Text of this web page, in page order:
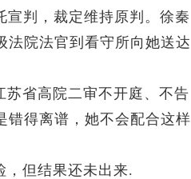
宣判，裁定维持原判。徐秦
法院法官到看守所向她送达
省高院二审不开庭、不告
错得离谱，她不会配合这样
，但结果还未出来.